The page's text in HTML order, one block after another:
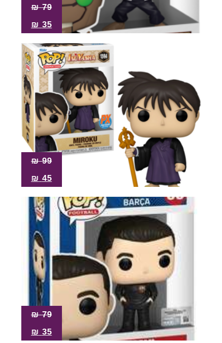
79
₪
35
₪
99
₪
45
₪
79
₪
35
₪